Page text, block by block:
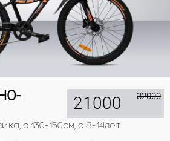
с 130-150см, с 8-14лет
21000 32000